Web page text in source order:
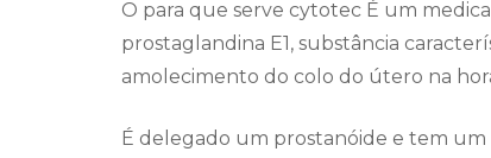
O para que serve cytotec É um
prostaglandina E1, substância
amolecimento do colo do útero na
É delegado um prostanóide e tem